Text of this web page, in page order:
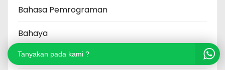
Bahasa Pemrograman
Bahaya
Balanced Scorecard
Tanyakan pada kami ?